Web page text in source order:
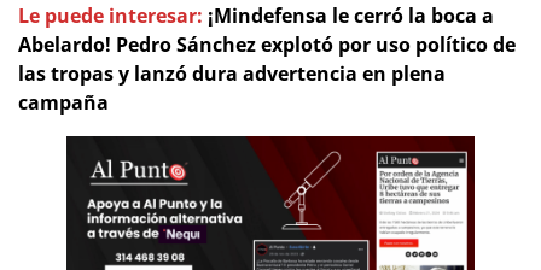
Le puede interesar: ¡Mindefensa le cerró la boca a
Abelardo! Pedro Sánchez explotó por uso político de
las tropas y lanzó dura advertencia en plena
campaña